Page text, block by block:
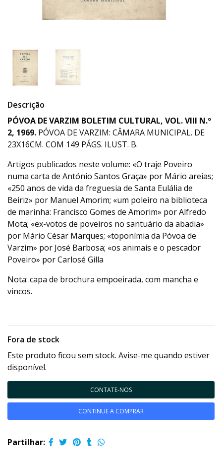
Descrição
PÓVOA DE VARZIM BOLETIM CULTURAL, VOL. VIII N.º
2, 1969. PÓVOA DE VARZIM: CÂMARA MUNICIPAL. DE
23X16CM. COM 149 PÁGS. ILUST. B.
Artigos publicados neste volume: «O traje Poveiro
numa carta de António Santos Graça» por Mário areias;
«250 anos de vida da freguesia de Santa Eulália de
Beiriz» por Manuel Amorim; «um poleiro na biblioteca
de marinha: Francisco Gomes de Amorim» por Alfredo
Mota; «ex-votos de poveiros no santuário da abadia»
por Mário César Marques; «toponímia da Póvoa de
Varzim» por José Barbosa; «os animais e o pescador
Poveiro» por Carlosé Gilla
Nota: capa de brochura empoeirada, com mancha e
vincos.
Fora de stock
Este produto ficou sem stock. Avise-me quando estiver
disponível.
CONTATE-NOS
CONTINUE A COMPRAR
Partilhar: